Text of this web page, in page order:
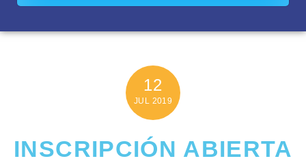
12
JUL 2019
INSCRIPCIÓN ABIERTA